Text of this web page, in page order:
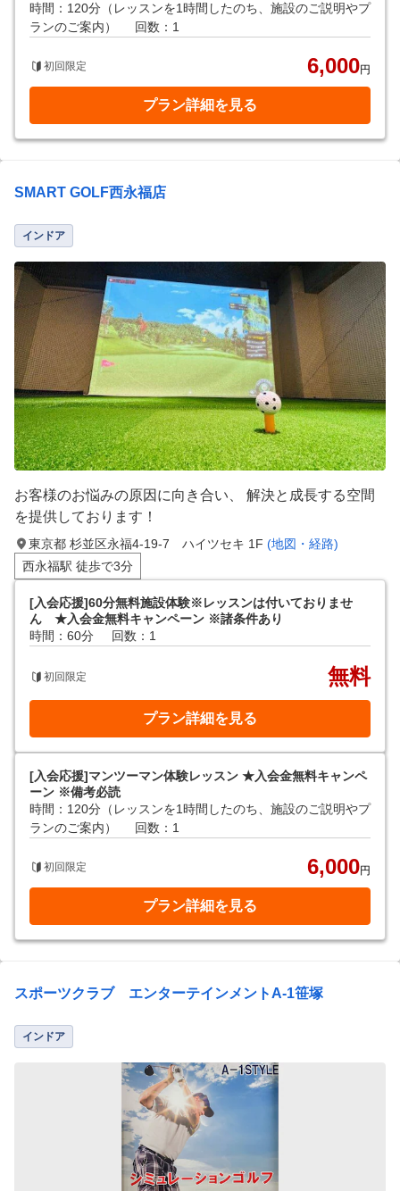
時間：120分（レッスンを1時間したのち、施設のご説明やプ
ランのご案内）
回数：1
初回限定 6,000円
プラン詳細を見る
SMART GOLF西永福店
インドア
お客様のお悩みの原因に向き合い、 解決と成長する空間
を提供しております！
東京都 杉並区永福4-19-7 ハイツセキ 1F (地図・経路)
西永福駅 徒歩で3分
[入会応援]60分無料施設体験※レッスンは付いておりませ
ん ★入会金無料キャンペーン ※諸条件あり
時間：60分
回数：1
初回限定 無料
プラン詳細を見る
[入会応援]マンツーマン体験レッスン ★入会金無料キャンペ
ーン ※備考必読
時間：120分（レッスンを1時間したのち、施設のご説明やプ
ランのご案内）
回数：1
初回限定 6,000円
プラン詳細を見る
スポーツクラブ エンターテインメントA-1笹塚
インドア